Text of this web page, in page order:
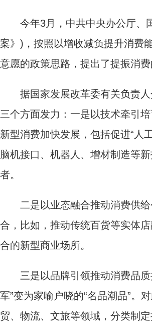
今年3月，中共中央办公厅、国
案》)，按照以增收减负提升消费
意愿的政策思路，提出了提振消
据国家发展改革委有关负责人
三个方面发力：一是以技术牵引
新型消费加快发展，包括促进“人
脑机接口、机器人、增材制造等
者。
二是以业态融合推动消费供给
合，比如，推动传统百货等实体
合的新型商业场所。
三是以品牌引领推动消费品质
军”变为家喻户晓的“名品潮品”。
贸、物流、文旅等领域，分类制